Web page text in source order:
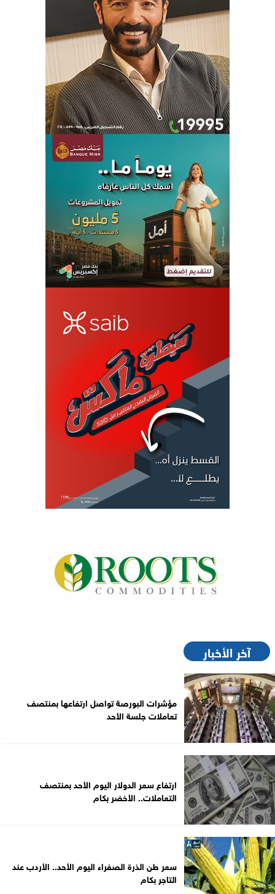
آخر الأخبار
مؤشرات البورصة تواصل ارتفاعها بمنتصف
تعاملات جلسة الأحد
ارتفاع سعر الدولار اليوم الأحد بمنتصف
التعاملات.. الأخضر بكام
سعر طن الذرة الصفراء اليوم الأحد.. الأردب عند
التاجر بكام